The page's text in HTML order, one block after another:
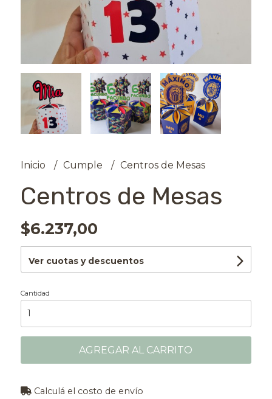
Inicio Cumple Centros de Mesas
Centros de Mesas
$6.237,00
Ver cuotas y descuentos
Cantidad
AGREGAR AL CARRITO
Calculá el costo de envío